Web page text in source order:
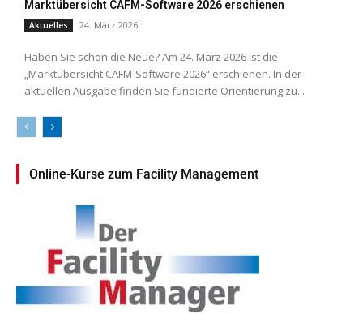
Marktübersicht CAFM-Software 2026 erschienen
Aktuelles 24. März 2026
Haben Sie schon die Neue? Am 24. März 2026 ist die
„Marktübersicht CAFM-Software 2026“ erschienen. In der
aktuellen Ausgabe finden Sie fundierte Orientierung zu...
Online-Kurse zum Facility Management